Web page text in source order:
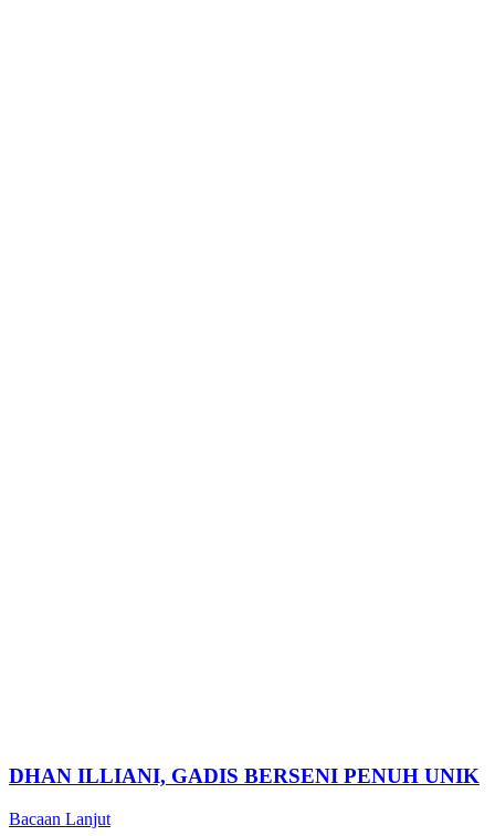
DHAN ILLIANI, GADIS BERSENI PENUH UNIK
Bacaan Lanjut